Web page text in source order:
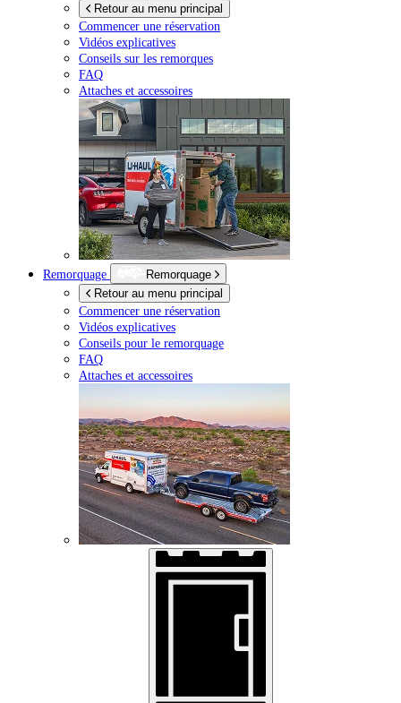
Retour au menu principal
Commencer une réservation
Vidéos explicatives
Conseils sur les remorques
FAQ
Attaches et accessoires
Remorquage
Remorquage
Retour au menu principal
Commencer une réservation
Vidéos explicatives
Conseils pour le remorquage
FAQ
Attaches et accessoires